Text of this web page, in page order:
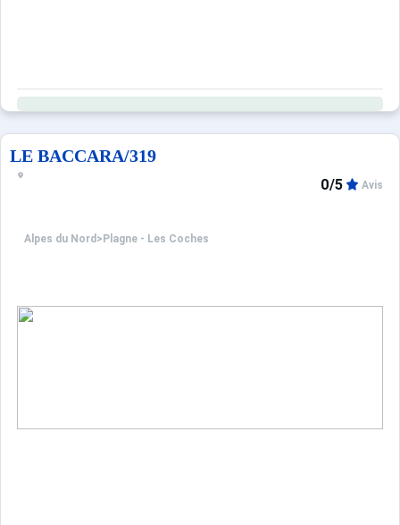
LE BACCARA/319
Alpes du Nord > Plagne - Les Coches
0/5 Avis